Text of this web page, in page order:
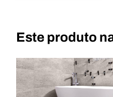
Este produto